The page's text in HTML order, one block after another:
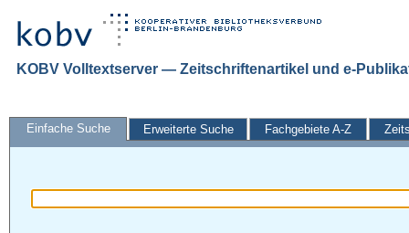
KOBV Volltextserver — Zeitschriftenartikel und e-
Einfache Suche Erweiterte Suche Fachgebiete A-Z